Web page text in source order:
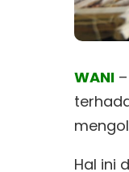
WANI
Hal ini